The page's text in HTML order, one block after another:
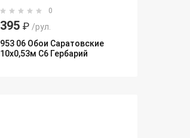
0
395 ₽ /рул.
953 06 Обои Саратовские
10х0,53м С6 Гербарий